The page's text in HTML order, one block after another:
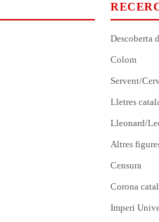
Descoberta
Colom
Servent/
Lletres
Lleonard/
Altres
Censura
Corona
Imperi